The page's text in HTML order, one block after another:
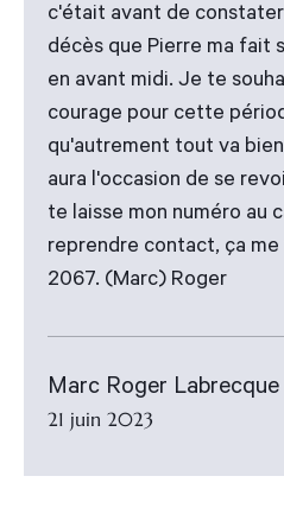
c'était avant de
décès que Pierre ma fait
en avant midi. Je te
courage pour cette
qu'autrement tout va
aura l'occasion de se
te laisse mon numéro au
reprendre contact, ça me
2067. (Marc) Roger
Marc Roger Labrecque
21 juin 2023